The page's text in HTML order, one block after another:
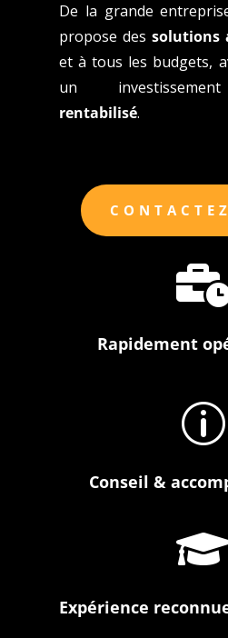
De la grande
propose des solutions
et à tous les budgets,
un investissement
rentabilisé.
Rapidement
p
Conseil &
Expérience